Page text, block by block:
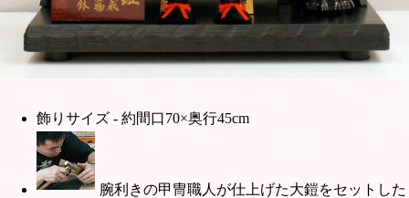
飾りサイズ - 約間口70×奥行45cm
腕利きの甲冑職人が仕上げた大鎧をセットした